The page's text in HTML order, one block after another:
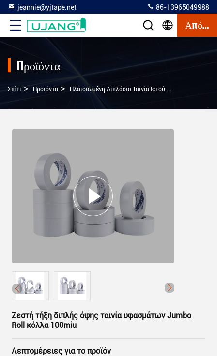
jeannie@yjtape.net 86-13965049988
Απόσπασμα
Προϊόντα
Σπίτι > Προϊόντα > Πλαισιωμένη Διπλάσιο Ταινία Ιστού >
Ζεστή τήξη διπλής όψης ταινία υφασμάτων Jumbo
Roll κόλλα 100miu
Λεπτομέρειες για το προϊόν